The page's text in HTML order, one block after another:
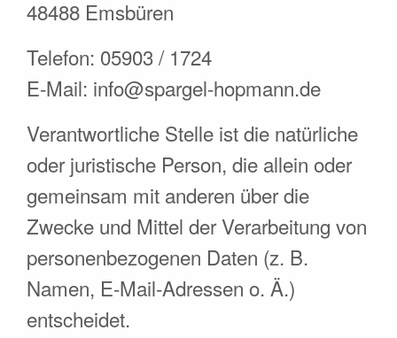
48488 Emsbüren
Telefon: 05903 / 1724
E-Mail: info@spargel-hopmann.de
Verantwortliche Stelle ist die natürliche
oder juristische Person, die allein oder
gemeinsam mit anderen über die
Zwecke und Mittel der Verarbeitung von
personenbezogenen Daten (z. B.
Namen, E-Mail-Adressen o. Ä.)
entscheidet.